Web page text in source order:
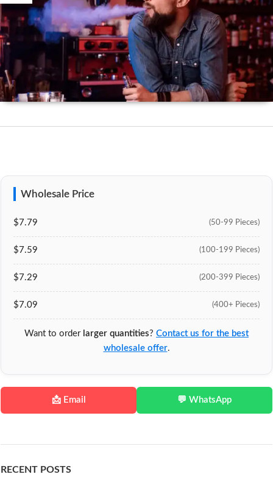
Wholesale Price
$7.79 (50-99 Pieces)
$7.59 (100-199 Pieces)
$7.29 (200-399 Pieces)
$7.09 (400+ Pieces)
Want to order larger quantities? Contact us for the best
wholesale offer.
📩 Email 💬 WhatsApp
RECENT POSTS